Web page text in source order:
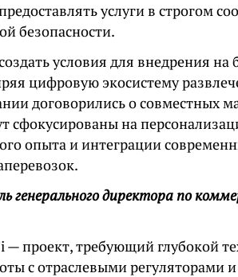
услуги в строгом
безопасности.
условия для внедрения на
цифровую экосистему
договорились о совместных
сфокусированы на
опыта и интеграции
генерального директора по
— проект, требующий глубокой
с отраслевыми регуляторами